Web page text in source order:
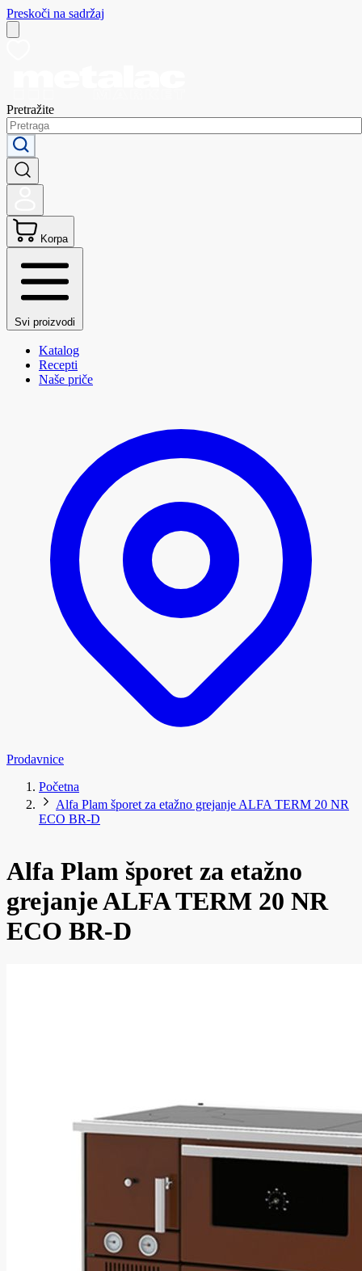
Preskoči na sadržaj
Pretražite
Korpa
Svi proizvodi
Katalog
Recepti
Naše priče
Prodavnice
Početna
Alfa Plam šporet za etažno grejanje ALFA TERM 20 NR
ECO BR-D
Alfa Plam šporet za etažno
grejanje ALFA TERM 20 NR
ECO BR-D